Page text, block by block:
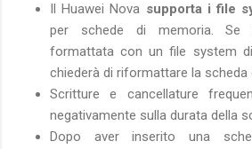
Il Huawei Nova supporta i file
per schede di memoria. Se
formattata con un file system
chiederà di riformattare la scheda
Scritture e cancellature
negativamente sulla durata della
Dopo aver inserito una